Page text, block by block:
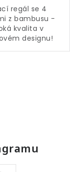
regál se 4
z bambusu -
kvalita v
designu!